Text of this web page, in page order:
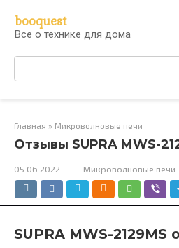
контенту
booquest
Все о технике для дома
Поиск:
Главная » Микроволновые печи
Отзывы SUPRA MWS-
05.06.2022 Микроволновые печи
SUPRA MWS-2129MS